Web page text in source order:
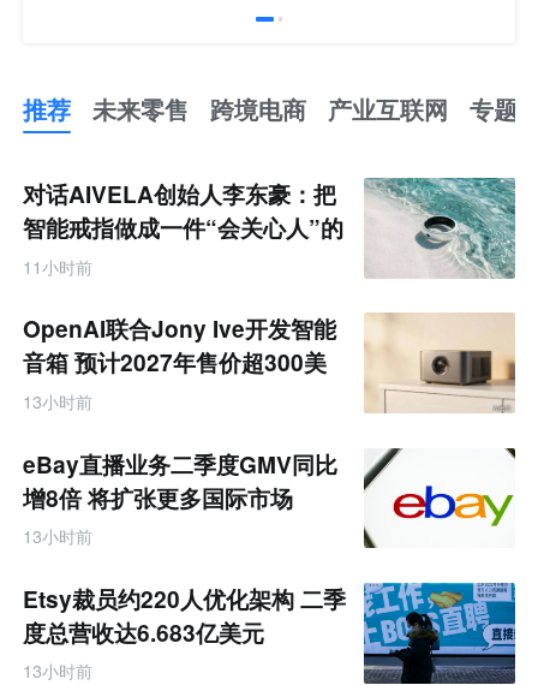
推荐 未来零售 跨境电商 产业互联网 专题
来
零
售
跨
境
产
业
互
联
网
对话AIVELA创始人李东豪：把
智能戒指做成一件“会关心人”的
饰品
11小时前
OpenAI联合Jony Ive开发智能
音箱 预计2027年售价超300美
元
13小时前
eBay直播业务二季度GMV同比
增8倍 将扩张更多国际市场
13小时前
Etsy裁员约220人优化架构 二季
度总营收达6.683亿美元
13小时前